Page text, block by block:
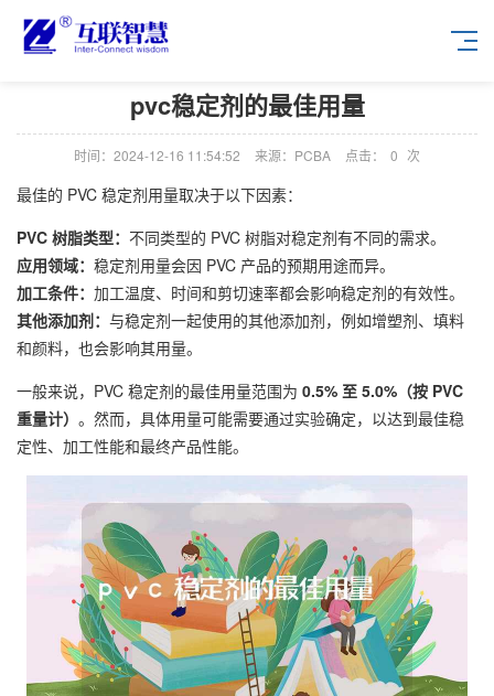
pvc稳定剂的最佳用量
时间：2024-12-16 11:54:52 来源：PCBA 点击： 0 次
最佳的 PVC 稳定剂用量取决于以下因素：
PVC 树脂类型： 不同类型的 PVC 树脂对稳定剂有不同的需求。
应用领域： 稳定剂用量会因 PVC 产品的预期用途而异。
加工条件： 加工温度、时间和剪切速率都会影响稳定剂的有效性。
其他添加剂： 与稳定剂一起使用的其他添加剂，例如增塑剂、填料
和颜料，也会影响其用量。
一般来说，PVC 稳定剂的最佳用量范围为 0.5% 至 5.0%（按 PVC
重量计） 。然而，具体用量可能需要通过实验确定，以达到最佳稳
定性、加工性能和最终产品性能。